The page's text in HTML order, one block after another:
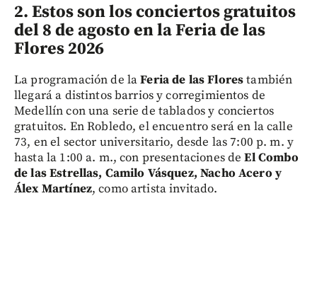
2. Estos son los conciertos gratuitos
del 8 de agosto en la Feria de las
Flores 2026
La programación de laFeria de las Florestambién
llegará a distintos barrios y corregimientos de
Medellín con una serie de tablados y conciertos
gratuitos. En Robledo, el encuentro será en la calle
73, en el sector universitario, desde las 7:00 p. m. y
hasta la 1:00 a. m., con presentaciones deEl Combo
de las Estrellas, Camilo Vásquez, Nacho Acero y
Álex Martínez, como artista invitado.